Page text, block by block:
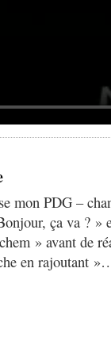
mon PDG –
ça va ? »
» avant de
en rajoutant